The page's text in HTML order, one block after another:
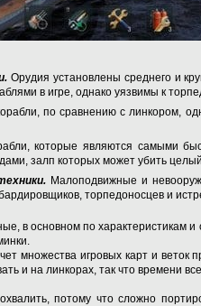
Орудия установлены среднего и
в игре, однако уязвимы к
по сравнению с линкором,
которые являются самыми
залп которых может убить
Малоподвижные и
торпедоносцев и
в основном по характеристикам
множества игровых карт и веток
и на линкорах, так что времени
потому что сложно